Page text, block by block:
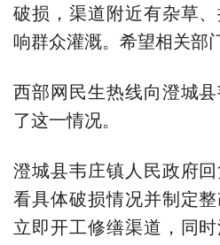
破损，渠道附近有杂草
响群众灌溉。希望相关部
西部网民生热线向澄城
了这一情况。
澄城县韦庄镇人民政府
看具体破损情况并制定
立即开工修缮渠道，同时